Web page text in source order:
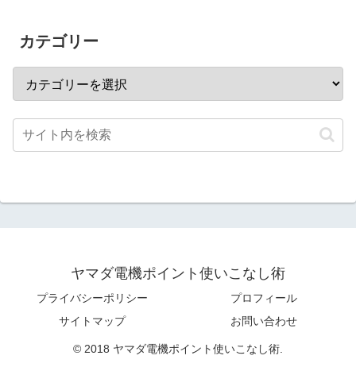
カテゴリー
ヤマダ電機ポイント使いこなし術
プライバシーポリシー
プロフィール
サイトマップ
お問い合わせ
© 2018 ヤマダ電機ポイント使いこなし術.